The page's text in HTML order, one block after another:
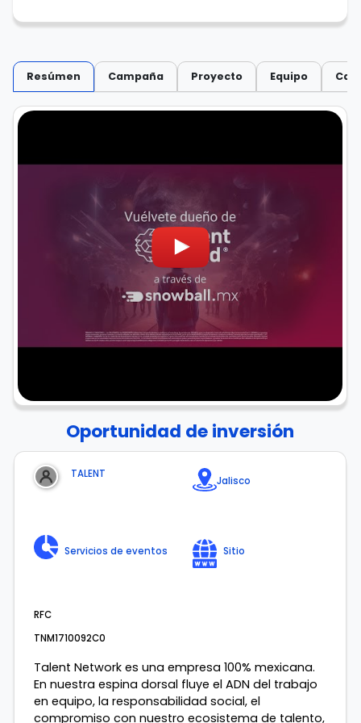
Resúmen Campaña Proyecto Equipo
Oportunidad de inversión
TALENT
Jalisco
Servicios de eventos Sitio
RFC
TNM1710092C0
Talent Network es una empresa 100% mexicana.
En nuestra espina dorsal fluye el ADN del trabajo
en equipo, la responsabilidad social, el
compromiso con nuestro ecosistema de talento,